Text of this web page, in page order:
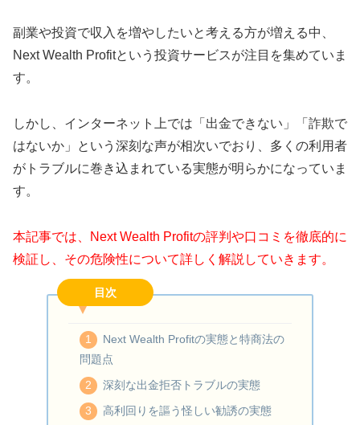
副業や投資で収入を増やしたいと考える方が増える中、
Next Wealth Profitという投資サービスが注目を集めていま
す。
しかし、インターネット上では「出金できない」「詐欺で
はないか」という深刻な声が相次いでおり、多くの利用者
がトラブルに巻き込まれている実態が明らかになっていま
す。
本記事では、Next Wealth Profitの評判や口コミを徹底的に
検証し、その危険性について詳しく解説していきます。
目次
Next Wealth Profitの実態と特商法の
問題点
深刻な出金拒否トラブルの実態
高利回りを謳う怪しい勧誘の実態